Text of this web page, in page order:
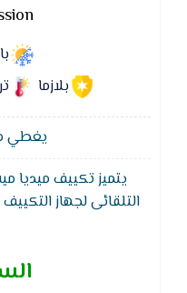
بلازما
يغطي
يتميز تكييف ميديا
التلقائى لجهاز
فلاتر تنقيه لمقاومه